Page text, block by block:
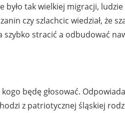
było tak wielkiej migracji,
czy szlachcic wiedział, że
szybko stracić a odbudować
będę głosować.
z patriotycznej śląskiej